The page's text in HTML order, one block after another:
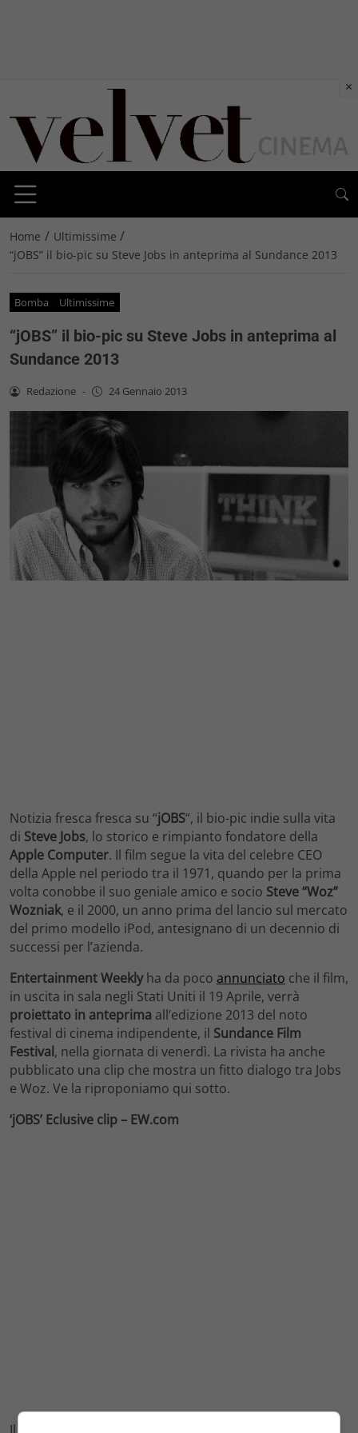
Home / Ultimissime /
“jOBS” il bio-pic su Steve Jobs in anteprima al Sundance 2013
Bomba Ultimissime
“jOBS” il bio-pic su Steve Jobs in anteprima al
Sundance 2013
Redazione - 24 Gennaio 2013
Notizia fresca fresca su “jOBS“, il bio-pic indie sulla vita
di Steve Jobs, lo storico e rimpianto fondatore della
Apple Computer. Il film segue la vita del celebre CEO
della Apple nel periodo tra il 1971, quando per la prima
volta conobbe il suo geniale amico e socio Steve “Woz”
Wozniak, e il 2000, un anno prima del lancio sul mercato
del primo modello iPod, antesignano di un decennio di
successi per l’azienda.
Entertainment Weeklyha da poco annunciato che il film,
in uscita in sala negli Stati Uniti il 19 Aprile, verrà
proiettato in anteprima all’edizione 2013 del noto
festival di cinema indipendente, il Sundance Film
Festival, nella giornata di venerdì. La rivista ha anche
pubblicato una clip che mostra un fitto dialogo tra Jobs
e Woz. Ve la riproponiamo qui sotto.
‘jOBS’ Eclusive clip – EW.com
×